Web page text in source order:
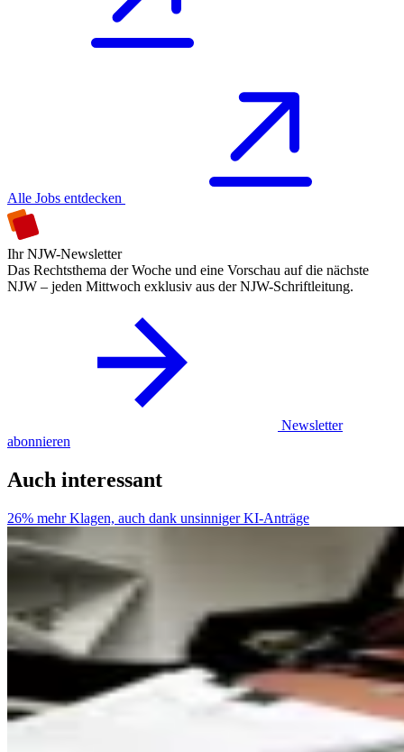
Alle Jobs entdecken
Ihr NJW-Newsletter
Das Rechtsthema der Woche und eine Vorschau auf die nächste
NJW – jeden Mittwoch exklusiv aus der NJW-Schriftleitung.
Newsletter
abonnieren
Auch interessant
26% mehr Klagen, auch dank unsinniger KI-Anträge